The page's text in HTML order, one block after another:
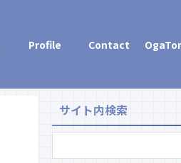
Profile Contact
サイト内検索